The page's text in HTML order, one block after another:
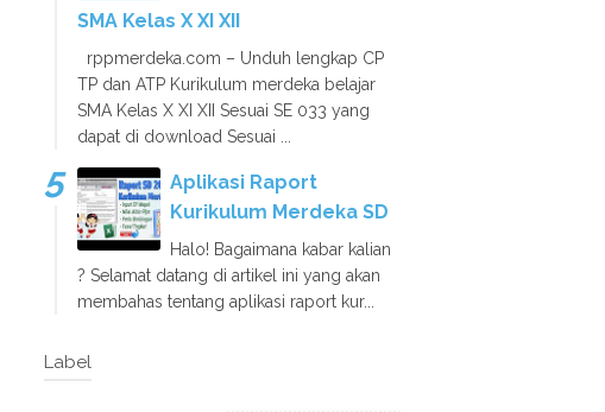
SMA Kelas X XI XII
rppmerdeka.com – Unduh lengkap CP
TP dan ATP Kurikulum merdeka belajar
SMA Kelas X XI XII Sesuai SE 033 yang
dapat di download Sesuai ...
Aplikasi Raport
Kurikulum Merdeka SD
Halo! Bagaimana kabar kalian
? Selamat datang di artikel ini yang akan
membahas tentang aplikasi raport kur...
Label